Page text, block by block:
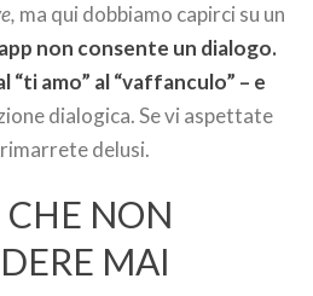
ma qui dobbiamo capirci su un
non consente un dialogo.
“ti amo” al “vaffanculo” – e
dialogica. Se vi aspettate
delusi.
CHE NON
MAI